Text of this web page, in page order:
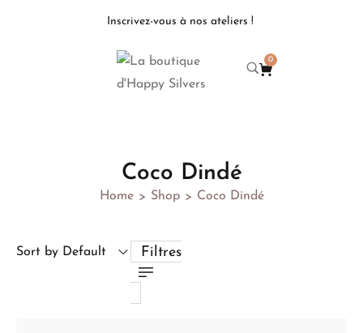
Inscrivez-vous à nos ateliers !
0
Coco Dindé
Home > Shop > Coco Dindé
Sort by Default Filtres